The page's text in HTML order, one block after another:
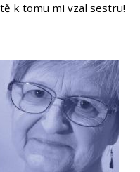
k tomu mi vzal sestru!